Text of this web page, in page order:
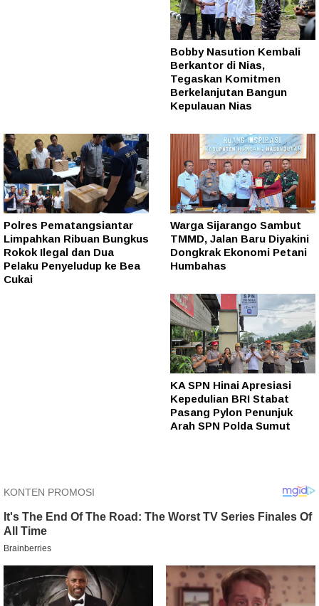
Bobby Nasution Kembali
Berkantor di Nias,
Tegaskan Komitmen
Berkelanjutan Bangun
Kepulauan Nias
Polres Pematangsiantar
Limpahkan Ribuan Bungkus
Rokok Ilegal dan Dua
Pelaku Penyeludup ke Bea
Cukai
Warga Sijarango Sambut
TMMD, Jalan Baru Diyakini
Dongkrak Ekonomi Petani
Humbahas
KA SPN Hinai Apresiasi
Kepedulian BRI Stabat
Pasang Pylon Penunjuk
Arah SPN Polda Sumut